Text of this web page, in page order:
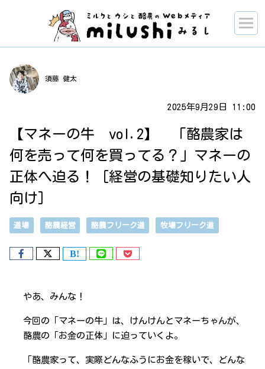
須藤 健太
2025年9月29日 11:00
【マネーの牛 vol.2】 「酪農家は
何を売って何を買ってる？」マネーの
正体へ迫る！［経営の基礎知りたい人
向け］
道場 酪農経営 酪農フリーク道 牧場フリーク道
やあ、みんな！
今回の「マネーの牛」は、けんけんとマネーちゃんが、
酪農の「お金の正体」に迫っていくよ。
「酪農家って、実際どんなふうにお金を稼いで、どんな